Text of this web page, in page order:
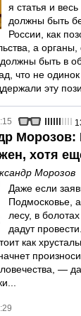
я статья и
должны быть
России, как
а
быть в
что не
эту
хотя
Морозов
Даже если
Подмосковье,
лесу, в
дадут
как
—